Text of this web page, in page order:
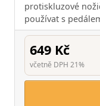
protiskluzové
používat s
649 Kč
včetně DPH 21%